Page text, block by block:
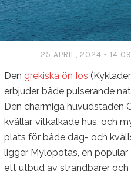
25 APRIL, 2024 - 14:09
Den grekiska ön Ios
erbjuder både pulserande
Den charmiga huvudstaden
kvällar, vitkalkade hus, och
plats för både dag- och
ligger Mylopotas, en
ett utbud av strandbarer